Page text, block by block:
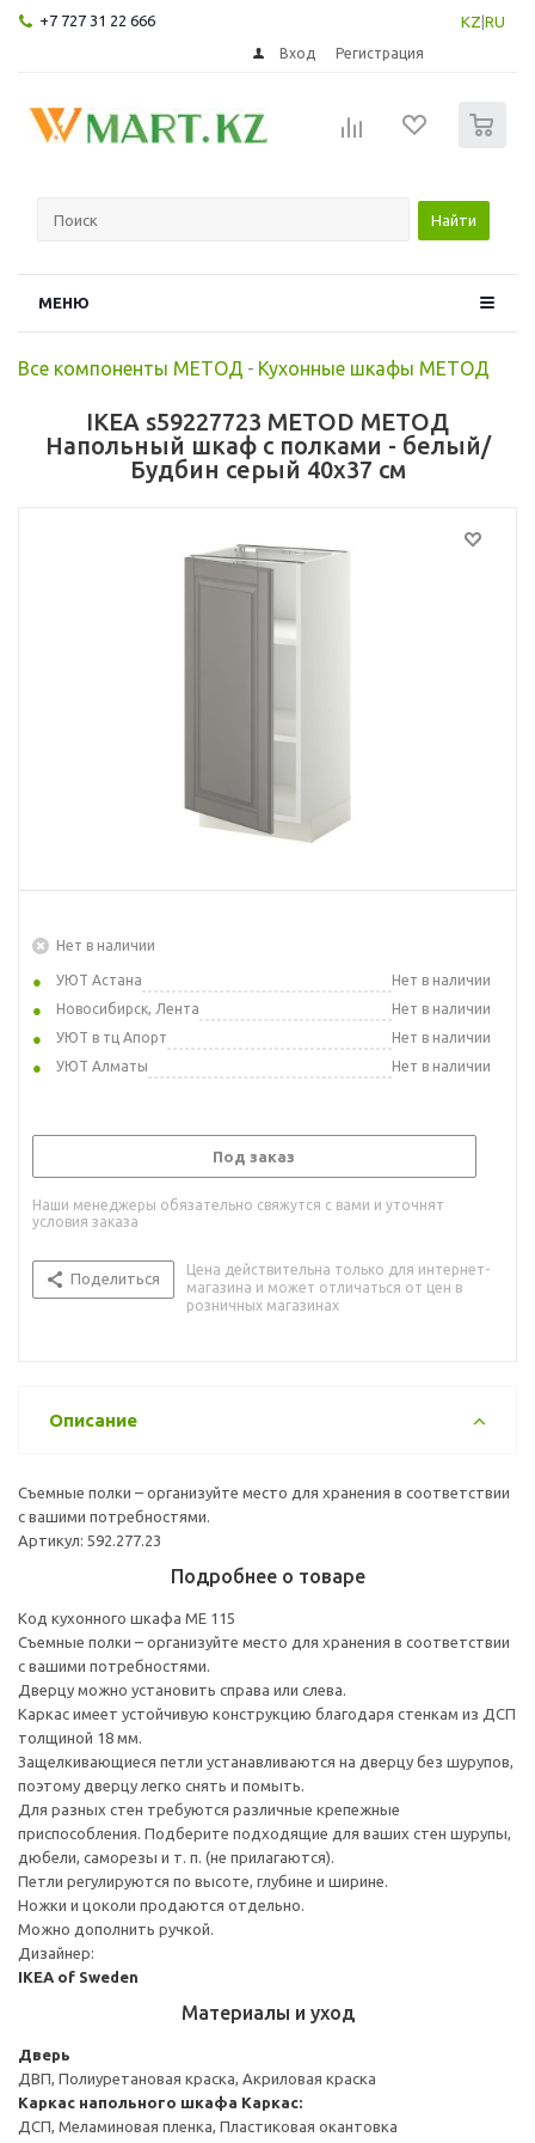
+7 727 31 22 666 KZ RU
Вход Регистрация
Найти
МЕНЮ
Все компоненты МЕТОД - Кухонные шкафы МЕТОД
IKEA s59227723 METOD МЕТОД
Напольный шкаф с полками - белый/
Будбин серый 40x37 см
Нет в наличии
УЮТ Астана
Нет в наличии
Новосибирск, Лента
Нет в наличии
УЮТ в тц Апорт
Нет в наличии
УЮТ Алматы
Нет в наличии
Под заказ
Наши менеджеры обязательно свяжутся с вами и уточнят
условия заказа
Поделиться
Цена действительна только для интернет-
магазина и может отличаться от цен в
розничных магазинах
Описание
Съемные полки – организуйте место для хранения в соответствии
с вашими потребностями.
Артикул: 592.277.23
Подробнее о товаре
Код кухонного шкафа ME 115
Съемные полки – организуйте место для хранения в соответствии
с вашими потребностями.
Дверцу можно установить справа или слева.
Каркас имеет устойчивую конструкцию благодаря стенкам из ДСП
толщиной 18 мм.
Защелкивающиеся петли устанавливаются на дверцу без шурупов,
поэтому дверцу легко снять и помыть.
Для разных стен требуются различные крепежные
приспособления. Подберите подходящие для ваших стен шурупы,
дюбели, саморезы и т. п. (не прилагаются).
Петли регулируются по высоте, глубине и ширине.
Ножки и цоколи продаются отдельно.
Можно дополнить ручкой.
Дизайнер:
IKEA of Sweden
Материалы и уход
Дверь
ДВП, Полиуретановая краска, Акриловая краска
Каркас напольного шкафа Каркас:
ДСП, Меламиновая пленка, Пластиковая окантовка